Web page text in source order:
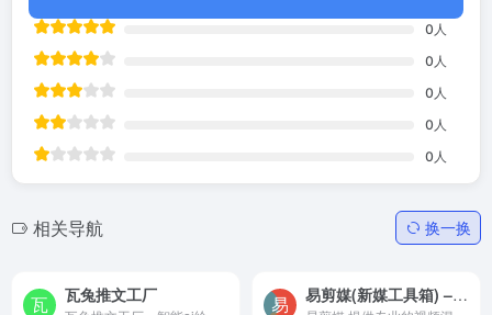
0 人
0 人
0 人
0 人
0 人
相关导航 换一换
瓦兔推文工厂 易剪媒(新媒工具箱) – Ai视频批量混剪合成工具